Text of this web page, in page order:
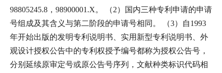
98805245.8，98900001.X。 （2）国内三种专利申请的申请
号组成及其含义与第二阶段的申请号相同。 （3）自1993
年开始出版的发明专利说明书、实用新型专利说明书、外
观设计授权公告中的专利权授予编号都称为授权公告号，
分别延续原审定号或原公告号序列，文献种类标识代码相